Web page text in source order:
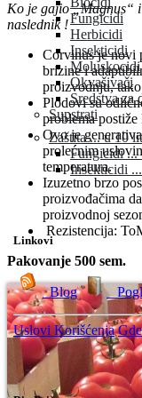
Fungicidi
Herbicidi
Insekticidi
Moluskocidi
Okvašivači
Sredstva za
Supstrati
Zaštita ... u 10
Fungicidi ...
Insekticidi
Linkovi
Blog
Uslovi Korišćenja
Ko je gajio „Magnus“
naslednik !
Corvinus je novi
brizine i
proizvodnju,
Plodovi su
problema
Ovo je
prolećnim
temperatura.
Izuzetno brzo
proizvođačima
proizvodnoj
Rezistencija:
Pakovanje 500 sem.